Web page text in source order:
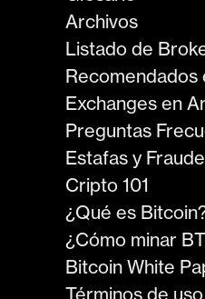
Archivos
Listado de
Recomendados
Exchanges en
Preguntas
Estafas y
Cripto 101
¿Qué es
¿Cómo minar
Bitcoin White
Términos de uso